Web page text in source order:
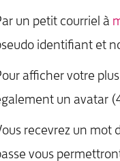
un petit courriel à
identifiant et
afficher votre
un avatar
recevrez un mot
vous